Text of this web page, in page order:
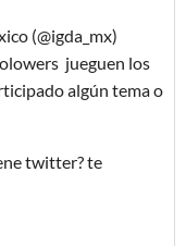
(@igda_mx)
jueguen los
algún tema o
twitter? te